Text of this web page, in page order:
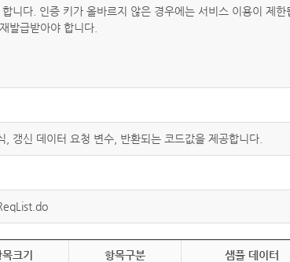
니다. 인증 키가 올바르지 않은 경우에는 서비스 이용이 제한
발급받아야 합니다.
갱신 데이터 요청 변수, 반환되는 코드값을 제공합니다.
크기 항목구분 샘플 데이터